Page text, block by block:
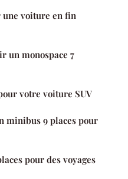
une voiture en fin
un monospace 7
votre voiture SUV
minibus 9 places pour
pour des voyages